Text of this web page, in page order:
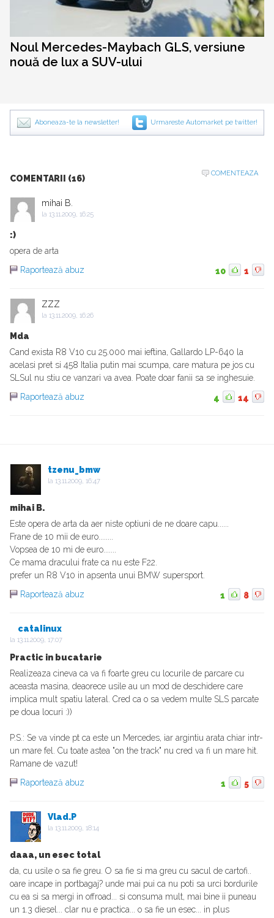
Noul Mercedes-Maybach GLS, versiune
nouă de lux a SUV-ului
Aboneaza-te la newsletter! Urmareste Automarket pe twitter!
COMENTARII (16)
COMENTEAZA
mihai B.
la 13.11.2009, 16:25
:)
opera de arta
Raportează abuz
10 1
ZZZ
la 13.11.2009, 16:26
Mda
Cand exista R8 V10 cu 25.000 mai ieftina, Gallardo LP-640 la
acelasi pret si 458 Italia putin mai scumpa, care matura pe jos cu
SLSul nu stiu ce vanzari va avea. Poate doar fanii sa se inghesuie.
Raportează abuz
4 14
tzenu_bmw
la 13.11.2009, 16:47
mihai B.
Este opera de arta da aer niste optiuni de ne doare capu......
Frane de 10 mii de euro........
Vopsea de 10 mi de euro.......
Ce mama dracului frate ca nu este F22.
prefer un R8 V10 in apsenta unui BMW supersport.
Raportează abuz
1 8
cataIinux
la 13.11.2009, 17:07
Practic in bucatarie
Realizeaza cineva ca va fi foarte greu cu locurile de parcare cu
aceasta masina, deaorece usile au un mod de deschidere care
implica mult spatiu lateral. Cred ca o sa vedem multe SLS parcate
pe doua locuri :))
P.S.: Se va vinde pt ca este un Mercedes, iar argintiu arata chiar intr-
un mare fel. Cu toate astea "on the track" nu cred va fi un mare hit.
Ramane de vazut!
Raportează abuz
1 5
Vlad.P
la 13.11.2009, 18:14
daaa, un esec total
da, cu usile o sa fie greu. O sa fie si ma greu cu sacul de cartofi..
oare incape in portbagaj? unde mai pui ca nu poti sa urci bordurile
cu ea si sa mergi in offroad... si consuma mult, mai bine ii puneau
un 1.3 diesel... clar nu e practica... o sa fie un esec... in plus